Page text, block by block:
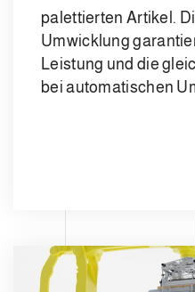
palettierten Artikel.
Umwicklung
Leistung und die
bei automatischen